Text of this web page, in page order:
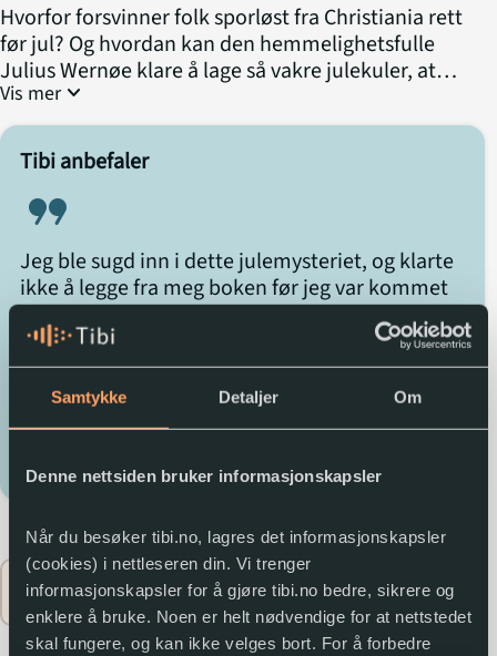
Samtykke Detaljer Om
Denne nettsiden bruker informasjonskapsler
Når du besøker tibi.no, lagres det informasjonskapsler
(cookies) i nettleseren din. Vi trenger
informasjonskapsler for å gjøre tibi.no bedre, sikrere og
enklere å bruke. Noen er helt nødvendige for at nettstedet
skal fungere, og kan ikke velges bort. For å forbedre
Hvorfor forsvinner folk sporløst fra Christiania rett
før jul? Og hvordan kan den hemmelighetsfulle
Julius Wernøe klare å lage så vakre julekuler, at
Munthe-familiens glassverk holder på å bli
utkonkurrert? Dette er to av gåtene unge Emilie
Munthe må finne ut av i løpet av desember 1881.
Emilie slår seg sammen med arbeiderklassegutten
Anton, og sammen drar de på kryss og tvers i et
snødekt førjuls-Christiania for å løse mysteriene.
Glasskongen er en rikt illustrert julebok med 24
kapitler. Omtalen er utarbeidet av BS.
Vis merexpand_more
Tibi anbefaler
format_quote
Jeg ble sugd inn i dette julemysteriet, og klarte
ikke å legge fra meg boken før jeg var kommet
til bunns. Her får du både julestemning,
vennskap, mystikk og mørke hemmeligheter i
24 kapitler.
Anbefalt av
Urda Blichfeldt
Flere opplysninger expand_circle_down